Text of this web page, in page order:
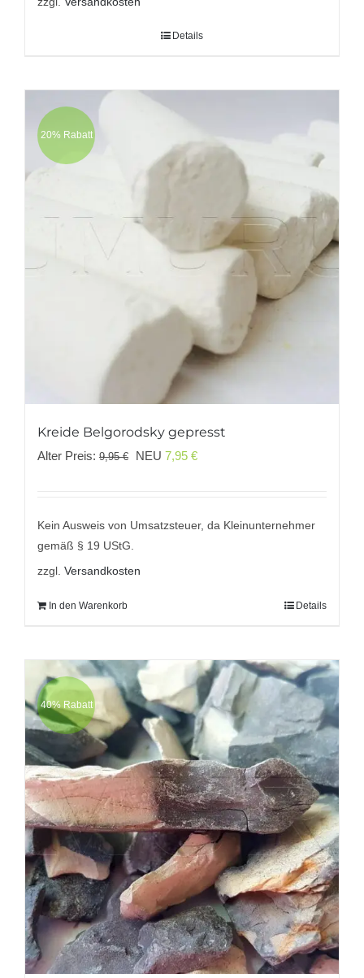
Details
20% Rabatt
Kreide Belgorodsky gepresst
Alter Preis: 9,95€
Ursprünglicher
9,95 €
NEU 7,95 €Aktueller
7,95 €.
Kein Ausweis von Umsatzsteuer, da Kleinunternehmer
gemäß § 19 UStG.
zzgl. Versandkosten
In den Warenkorb Details
40% Rabatt